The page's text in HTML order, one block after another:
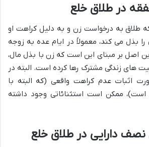
که طلاق به درخواست زن و به دلیل کراهت او
بذل می کند، معمولاً در ایام عده به زوجه
اصل بر مبنای این است که زن با بذل مال،
های زندگی مشترک رها کرده است. البته در
اثبات عدم کراهت واقعی (که البته با
ممکن است استثنائاتی وجود داشته